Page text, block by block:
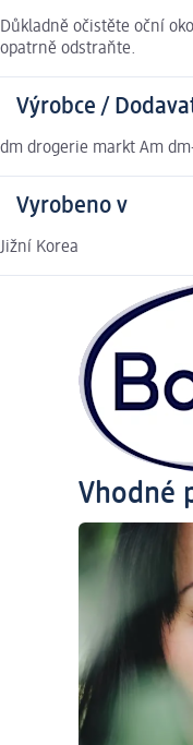
Důkladně očistěte oční
opatrně odstraňte.
Výrobce /
dm drogerie markt Am
Vyrobeno v
Jižní Korea
Vhodné